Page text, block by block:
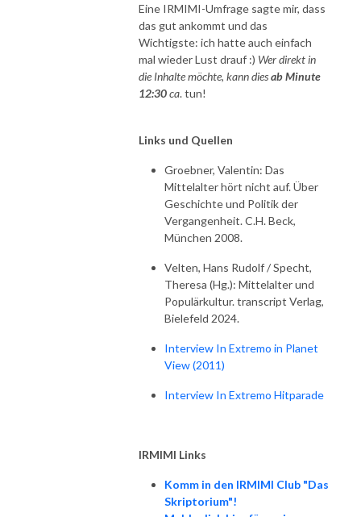
Eine IRMIMI-Umfrage sagte mir, dass
das gut ankommt und das
Wichtigste: ich hatte auch einfach
mal wieder Lust drauf :) Wer direkt in
die Inhalte möchte, kann diesab Minute
12:30ca. tun!
Links und Quellen
Groebner, Valentin: Das
Mittelalter hört nicht auf. Über
Geschichte und Politik der
Vergangenheit. C.H. Beck,
München 2008.
Velten, Hans Rudolf / Specht,
Theresa (Hg.): Mittelalter und
Populärkultur. transcript Verlag,
Bielefeld 2024.
Interview In Extremo in Planet
View (2011)
Interview In Extremo Hitparade
IRMIMI Links
Komm in den IRMIMI Club "Das
Skriptorium"!